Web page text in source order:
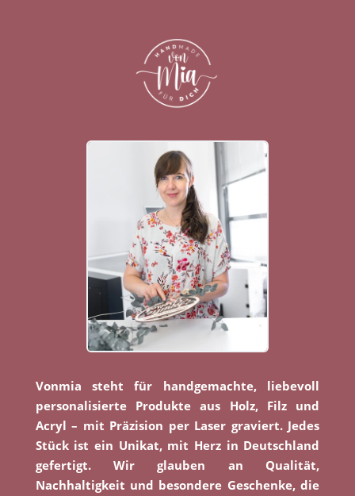
Vonmia steht für handgemachte, liebevoll
personalisierte Produkte aus Holz, Filz und
Acryl – mit Präzision per Laser graviert. Jedes
Stück ist ein Unikat, mit Herz in Deutschland
gefertigt. Wir glauben an Qualität,
Nachhaltigkeit und besondere Geschenke, die